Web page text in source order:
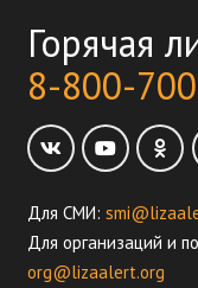
Горячая
8-800-
Для СМИ:
Для организаций и
org@lizaalert.org